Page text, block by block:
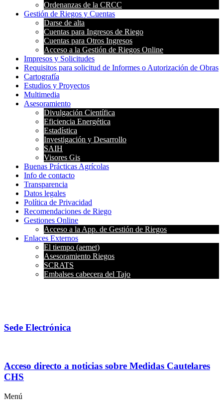
Ordenanzas de la CRCC
Gestión de Riegos y Cuentas
Darse de alta
Cuentas para Ingresos de Riego
Cuentas para Otros Ingresos
Acceso a la Gestión de Riegos Online
Impresos y Solicitudes
Requisitos para solicitud de Informes o Autorización de Obras
Cartografía
Estudios y Proyectos
Multimedia
Asesoramiento
Divulgación Científica
Eficiencia Energética
Estadística
Investigación y Desarrollo
SAIH
Visores Gis
Buenas Prácticas Agrícolas
Info de contacto
Transparencia
Datos legales
Política de Privacidad
Recomendaciones de Riego
Gestiones Online
Acceso a la App. de Gestión de Riegos
Enlaces Externos
El tiempo (aemet)
Asesoramiento Riegos
SCRATS
Embalses cabecera del Tajo
Sede Electrónica
Acceso directo a noticias sobre Medidas Cautelares
CHS
Menú